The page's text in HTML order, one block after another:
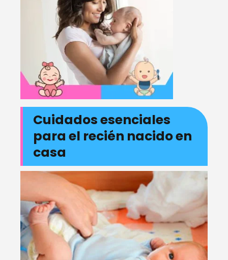
Cuidados esenciales
para el recién nacido en
casa